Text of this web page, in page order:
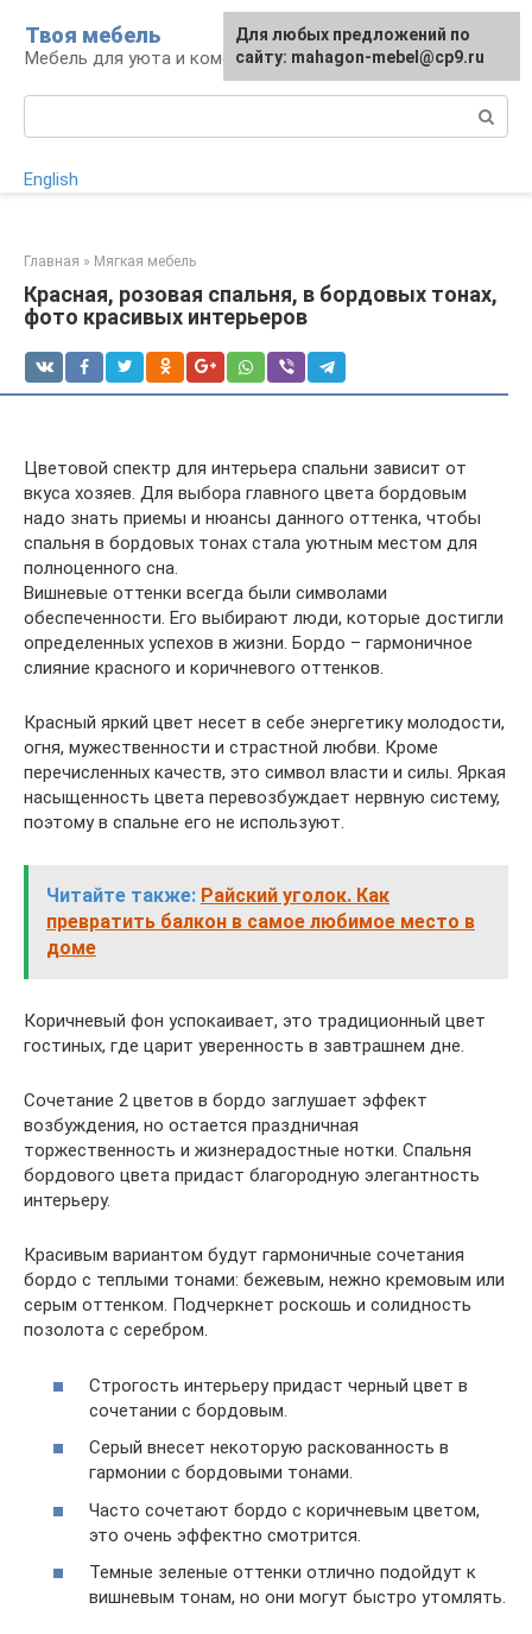
контенту
Твоя мебель
Мебель для уюта и комфорта
English
Главная » Мягкая мебель
Красная, розовая спальня, в бордовых тонах,
фото красивых интерьеров
Цветовой спектр для интерьера спальни зависит от
вкуса хозяев. Для выбора главного цвета бордовым
надо знать приемы и нюансы данного оттенка, чтобы
спальня в бордовых тонах стала уютным местом для
полноценного сна.
Вишневые оттенки всегда были символами
обеспеченности. Его выбирают люди, которые достигли
определенных успехов в жизни. Бордо – гармоничное
слияние красного и коричневого оттенков.
Красный яркий цвет несет в себе энергетику молодости,
огня, мужественности и страстной любви. Кроме
перечисленных качеств, это символ власти и силы. Яркая
насыщенность цвета перевозбуждает нервную систему,
поэтому в спальне его не используют.
Читайте также: Райский уголок. Как
превратить балкон в самое любимое место в
доме
Коричневый фон успокаивает, это традиционный цвет
гостиных, где царит уверенность в завтрашнем дне.
Сочетание 2 цветов в бордо заглушает эффект
возбуждения, но остается праздничная
торжественность и жизнерадостные нотки. Спальня
бордового цвета придаст благородную элегантность
интерьеру.
Красивым вариантом будут гармоничные сочетания
бордо с теплыми тонами: бежевым, нежно кремовым или
серым оттенком. Подчеркнет роскошь и солидность
позолота с серебром.
Строгость интерьеру придаст черный цвет в
сочетании с бордовым.
Серый внесет некоторую раскованность в
гармонии с бордовыми тонами.
Часто сочетают бордо с коричневым цветом,
это очень эффектно смотрится.
Темные зеленые оттенки отлично подойдут к
вишневым тонам, но они могут быстро утомлять.
Для любых предложений по
сайту: mahagon-mebel@cp9.ru
Для любых предложений по
сайту: mahagon-mebel@cp9.ru